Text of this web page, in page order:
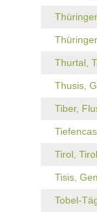
Thurtal,
Thusis,
Tiber,
Tirol,
Tisis,
Tobel-